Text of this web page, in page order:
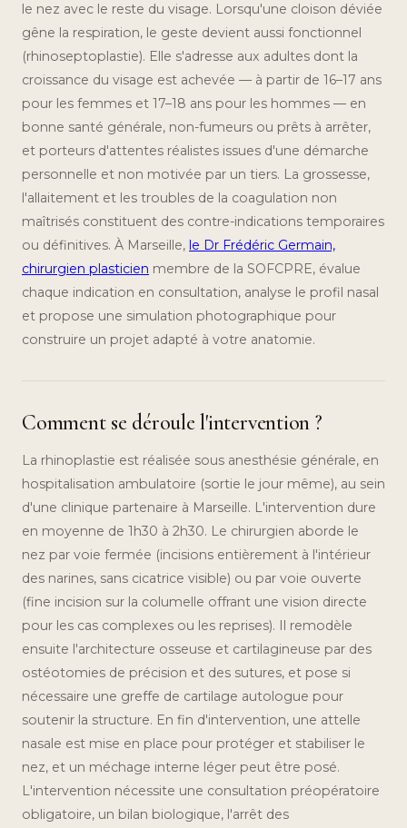
le nez avec le reste du visage. Lorsqu'une cloison déviée
gêne la respiration, le geste devient aussi fonctionnel
(rhinoseptoplastie). Elle s'adresse aux adultes dont la
croissance du visage est achevée — à partir de 16–17 ans
pour les femmes et 17–18 ans pour les hommes — en
bonne santé générale, non-fumeurs ou prêts à arrêter,
et porteurs d'attentes réalistes issues d'une démarche
personnelle et non motivée par un tiers. La grossesse,
l'allaitement et les troubles de la coagulation non
maîtrisés constituent des contre-indications temporaires
ou définitives. À Marseille, le Dr Frédéric Germain,
chirurgien plasticien membre de la SOFCPRE, évalue
chaque indication en consultation, analyse le profil nasal
et propose une simulation photographique pour
construire un projet adapté à votre anatomie.
Comment se déroule l'intervention ?
La rhinoplastie est réalisée sous anesthésie générale, en
hospitalisation ambulatoire (sortie le jour même), au sein
d'une clinique partenaire à Marseille. L'intervention dure
en moyenne de 1h30 à 2h30. Le chirurgien aborde le
nez par voie fermée (incisions entièrement à l'intérieur
des narines, sans cicatrice visible) ou par voie ouverte
(fine incision sur la columelle offrant une vision directe
pour les cas complexes ou les reprises). Il remodèle
ensuite l'architecture osseuse et cartilagineuse par des
ostéotomies de précision et des sutures, et pose si
nécessaire une greffe de cartilage autologue pour
soutenir la structure. En fin d'intervention, une attelle
nasale est mise en place pour protéger et stabiliser le
nez, et un méchage interne léger peut être posé.
L'intervention nécessite une consultation préopératoire
obligatoire, un bilan biologique, l'arrêt des